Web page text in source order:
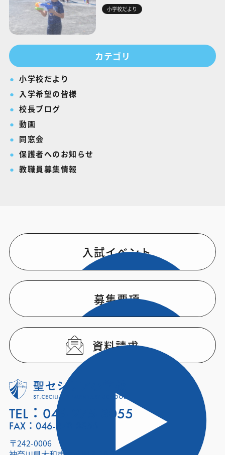
小学校だより
カテゴリ
小学校だより
入学希望の皆様
校長ブログ
動画
同窓会
保護者へのお知らせ
教職員募集情報
入試イベント
募集要項
資料請求
TEL： 046-275-3055
FAX：046-278-3356
〒242-0006